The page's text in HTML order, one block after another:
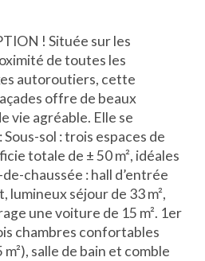
! Située sur les
de toutes les
autoroutiers, cette
offre de beaux
vie agréable. Elle se
sol : trois espaces de
totale de ± 50 m², idéales
chaussée : hall d’entrée
lumineux séjour de 33 m²,
une voiture de 15 m². 1er
chambres confortables
m²), salle de bain et comble